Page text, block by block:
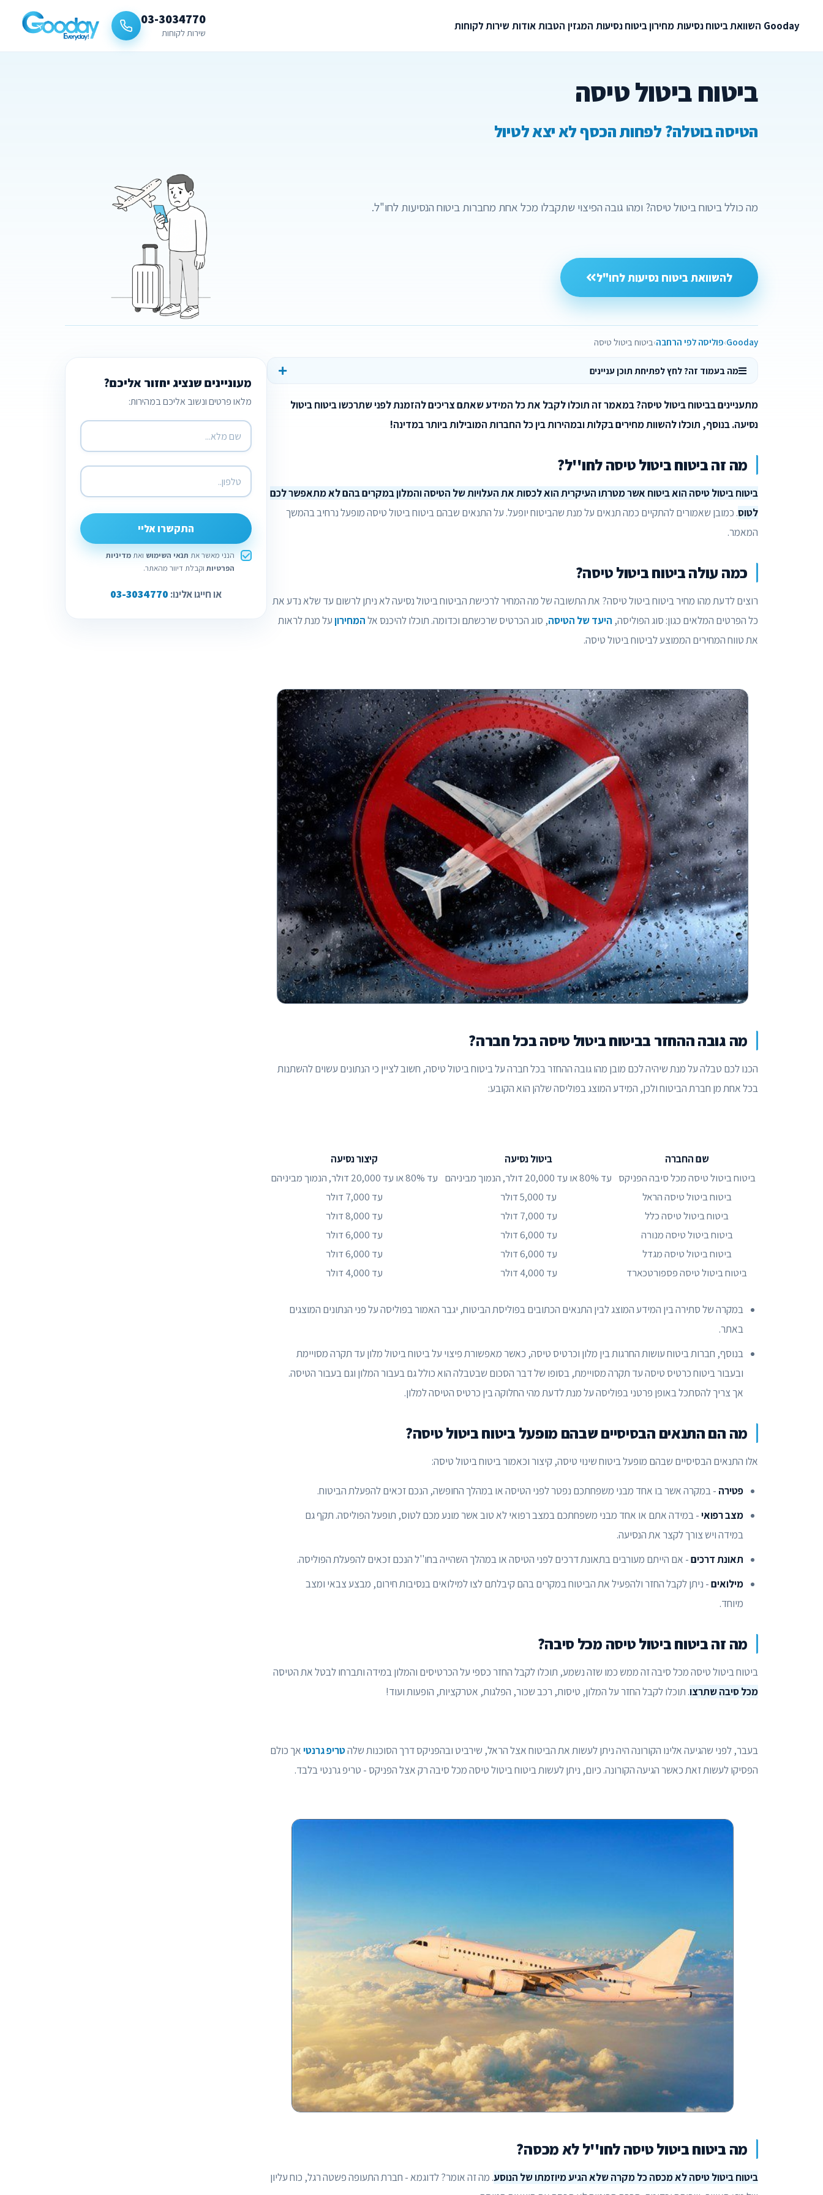
Gooday השוואת ביטוח נסיעותמחירון ביטוח נסיעות המגזין הטבותאודות שירות לקוחות 03-3034770
שירות לקוחות
ביטוח ביטול טיסה
הטיסה בוטלה? לפחות הכסף לא יצא לטיול
מה כולל ביטוח ביטול טיסה? ומהו גובה הפיצוי שתקבלו מכל אחת מחברות ביטוח הנסיעות לחו"ל.
להשוואת ביטוח נסיעות לחו"ל
Gooday פוליסה לפי הרחבה ביטוח ביטול טיסה
מה בעמוד זה? לחץ לפתיחת תוכן עניינים
מתעניינים בביטוח ביטול טיסה? במאמר זה תוכלו לקבל את כל המידע שאתם צריכים להזמנת לפני שתרכשו ביטוח ביטול
נסיעה. בנוסף, תוכלו להשוות מחירים בקלות ובמהירות בין כל החברות המובילות ביותר במדינה!
מה זה ביטוח ביטול טיסה לחו''ל?
ביטוח ביטול טיסה הוא ביטוח אשר מטרתו העיקרית הוא לכסות את העלויות של הטיסה והמלון במקרים בהם לא מתאפשר לכם
לטוס. כמובן שאמורים להתקיים כמה תנאים על מנת שהביטוח יופעל. על התנאים שבהם ביטוח ביטול טיסה מופעל נרחיב בהמשך
המאמר.
כמה עולה ביטוח ביטול טיסה?
רוצים לדעת מהו מחיר ביטוח ביטול טיסה? את התשובה של מה המחיר לרכישת הביטוח ביטול נסיעה לא ניתן לרשום עד שלא נדע את
כל הפרטים המלאים כגון: סוג הפוליסה, היעד של הטיסה, סוג הכרטיס שרכשתם וכדומה. תוכלו להיכנס אלהמחירוןעל מנת לראות
את טווח המחירים הממוצע לביטוח ביטול טיסה.
מה גובה ההחזר בביטוח ביטול טיסה בכל חברה?
הכנו לכם טבלה על מנת שיהיה לכם מובן מהו גובה ההחזר בכל חברה על ביטוח ביטול טיסה, חשוב לציין כי הנתונים עשוים להשתנות
בכל אחת מן חברת הביטוח ולכן, המידע המוצג בפוליסה שלהן הוא הקובע:
שם החברה ביטול נסיעה
קיצור נסיעה
ביטוח ביטול טיסה מכל סיבה הפניקס עד 80% או עד 20,000 דולר, הנמוך מביניהם
עד 80% או עד 20,000 דולר, הנמוך מביניהם
ביטוח ביטול טיסה הראל
עד 5,000 דולר
עד 7,000 דולר
ביטוח ביטול טיסה כלל
עד 7,000 דולר
עד 8,000 דולר
ביטוח ביטול טיסה מנורה
עד 6,000 דולר
עד 6,000 דולר
ביטוח ביטול טיסה מגדל
עד 6,000 דולר
עד 6,000 דולר
ביטוח ביטול טיסה פספורטכארד
עד 4,000 דולר עד 4,000 דולר
במקרה של סתירה בין המידע המוצג לבין התנאים הכתובים בפוליסת הביטוח, יגבר האמור בפוליסה על פני הנתונים המוצגים
באתר.
בנוסף, חברות ביטוח עושות החרגות בין מלון וכרטיס טיסה, כאשר מאפשורת פיצוי על ביטוח ביטול מלון עד תקרה מסויימת
ובעבור ביטוח כרטיס טיסה עד תקרה מסויימת, בסופו של דבר הסכום שבטבלה הוא כולל גם בעבור המלון וגם בעבור הטיסה.
אך צריך להסתכל באופן פרטני בפוליסה על מנת לדעת מהי החלוקה בין כרטיס הטיסה למלון.
מה הם התנאים הבסיסיים שבהם מופעל ביטוח ביטול טיסה?
אלו התנאים הבסיסיים שבהם מופעל ביטוח שינוי טיסה, קיצור וכאמור ביטוח ביטול טיסה:
פטירה - במקרה אשר בו אחד מבני משפחתכם נפטר לפני הטיסה או במהלך החופשה, הנכם זכאים להפעלת הביטוח.
מצב רפואי- במידה אתם או אחד מבני משפחתכם במצב רפואי לא טוב אשר מונע מכם לטוס, תופעל הפוליסה. תקף גם
במידה ויש צורך לקצר את הנסיעה.
תאונת דרכים- אם הייתם מעורבים בתאונת דרכים לפני הטיסה או במהלך השהייה בחו''ל הנכם זכאים להפעלת הפוליסה.
מילואים- ניתן לקבל החזר ולהפעיל את הביטוח במקרים בהם קיבלתם לצו למילואים בנסיבות חירום, מבצע צבאי ומצב
מיוחד.
מה זה ביטוח ביטול טיסה מכל סיבה?
ביטוח ביטול טיסה מכל סיבה זה ממש כמו שזה נשמע, תוכלו לקבל החזר כספי על הכרטיסים והמלון במידה ותברחו לבטל את הטיסה
מכל סיבה שתרצו. תוכלו לקבל החזר על המלון, טיסות, רכב שכור, הפלגות, אטרקציות, הופעות ועוד!
בעבר, לפני שהגיעה אלינו הקורונה היה ניתן לעשות את הביטוח אצל הראל, שירביט ובהפניקס דרך הסוכנות שלהטריפ גרנטיאך כולם
הפסיקו לעשות זאת כאשר הגיעה הקורונה. כיום, ניתן לעשות ביטוח ביטול טיסה מכל סיבה רק אצל הפניקס - טריפ גרנטי בלבד.
מה ביטוח ביטול טיסה לחו''ל לא מכסה?
ביטוח ביטול טיסה לא מכסה כל מקרה שלא הגיע מיוזמתו של הנוסע. מה זה אומר? לדוגמא - חברת התעופה פשטה רגל, כוח עליון
מעוניינים שנציג יחזור אליכם?
מלאו פרטים ונשוב אליכם במהירות:
התקשרו אליי
הנני מאשר את תנאי השימוש ואתמדיניות
הפרטיות וקבלת דיוור מהאתר.
או חייגו אלינו: 03-3034770